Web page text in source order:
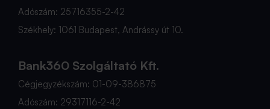
Adószám: 25716355-2-42
Székhely: 1061 Budapest, Andrássy út 10.
Bank360 Szolgáltató Kft.
Cégjegyzékszám: 01-09-386875
Adószám: 29317116-2-42